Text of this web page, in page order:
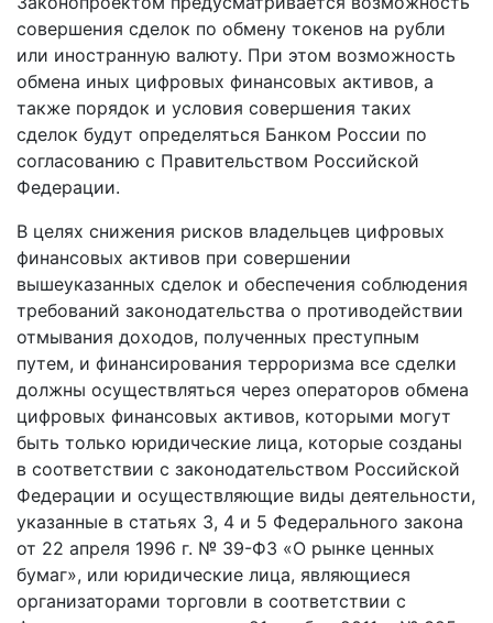
совершения сделок по обмену токенов на рубли
или иностранную валюту. При этом возможность
обмена иных цифровых финансовых активов, а
также порядок и условия совершения таких
сделок будут определяться Банком России по
согласованию с Правительством Российской
Федерации.
В целях снижения рисков владельцев цифровых
финансовых активов при совершении
вышеуказанных сделок и обеспечения соблюдения
требований законодательства о противодействии
отмывания доходов, полученных преступным
путем, и финансирования терроризма все сделки
должны осуществляться через операторов обмена
цифровых финансовых активов, которыми могут
быть только юридические лица, которые созданы
в соответствии с законодательством Российской
Федерации и осуществляющие виды деятельности,
указанные в статьях 3, 4 и 5 Федерального закона
от 22 апреля 1996 г. № 39-ФЗ «О рынке ценных
бумаг», или юридические лица, являющиеся
организаторами торговли в соответствии с